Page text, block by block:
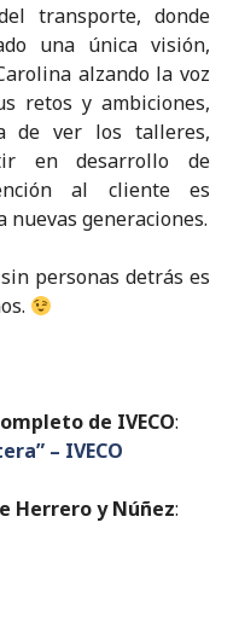
transporte, donde
una única visión,
alzando la voz
retos y ambiciones,
de ver los talleres,
en desarrollo de
al cliente es
generaciones.
personas detrás es
de IVECO:
– IVECO
Herrero y Núñez: